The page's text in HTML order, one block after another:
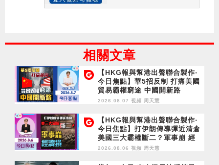
相關文章
【HKG報與幫港出聲聯合製作‧
今日焦點】華5招反制 打痛美國
貿易霸權窮途 中國開新路
2026.08.07 視頻 周天慧
【HKG報與幫港出聲聯合製作‧
今日焦點】打伊朗傳導彈近清倉
美國三大霸權斷二？軍事崩 經
濟損
2026.08.06 視頻 周天慧